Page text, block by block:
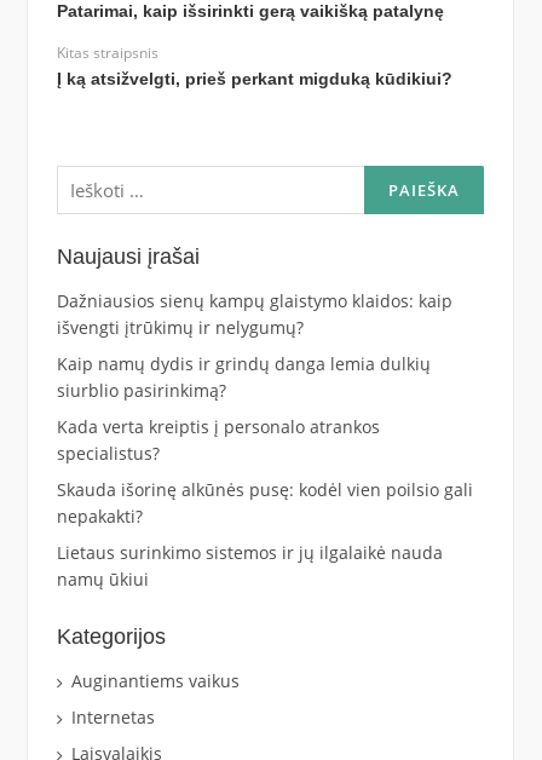
Patarimai, kaip išsirinkti gerą vaikišką patalynę
Kitas straipsnis
Į ką atsižvelgti, prieš perkant migduką kūdikiui?
Ieškoti:
Naujausi įrašai
Dažniausios sienų kampų glaistymo klaidos: kaip
išvengti įtrūkimų ir nelygumų?
Kaip namų dydis ir grindų danga lemia dulkių
siurblio pasirinkimą?
Kada verta kreiptis į personalo atrankos
specialistus?
Skauda išorinę alkūnės pusę: kodėl vien poilsio gali
nepakakti?
Lietaus surinkimo sistemos ir jų ilgalaikė nauda
namų ūkiui
Kategorijos
Auginantiems vaikus
Internetas
Laisvalaikis